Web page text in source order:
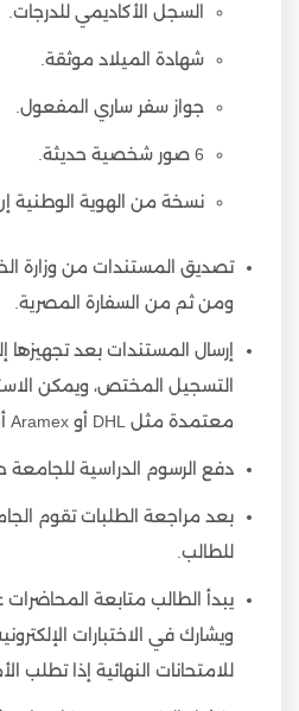
السجل الأكاديمي للدرجات.
شهادة الميلاد موثقة.
جواز سفر ساري المفعول.
6 صور شخصية حديثة.
نسخة من الهوية الوطنية
تصديق المستندات من وزارة
ومن ثم من السفارة المصرية.
إرسال المستندات بعد
التسجيل المختص، ويمكن
معتمدة مثل DHL أو Aramex أو البريد الرسمي.
دفع الرسوم الدراسية
بعد مراجعة الطلبات تقوم
للطالب.
يبدأ الطالب متابعة
ويشارك في الاختبارات
للامتحانات النهائية إذا تطلب